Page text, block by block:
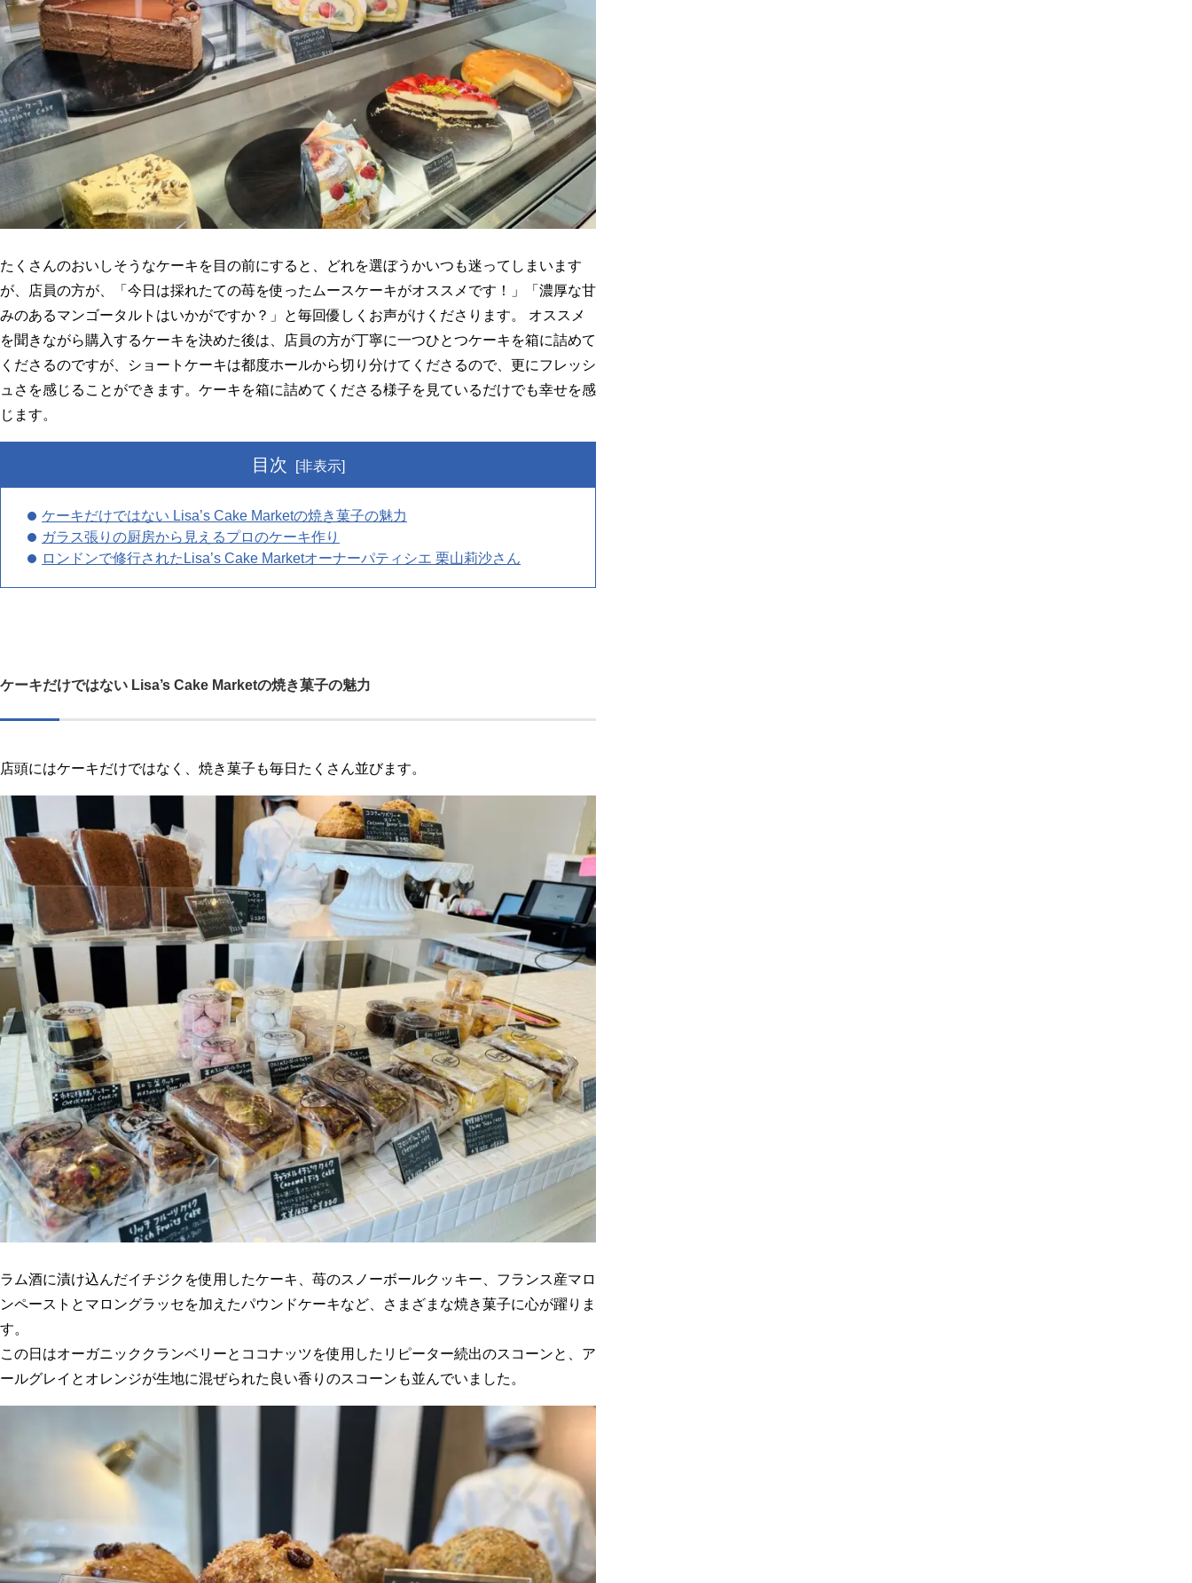
たくさんのおいしそうなケーキを目の前にすると、どれを選ぼうかいつも迷ってしまいます
が、店員の方が、「今日は採れたての苺を使ったムースケーキがオススメです！」「濃厚な甘
みのあるマンゴータルトはいかがですか？」と毎回優しくお声がけくださります。 オススメ
を聞きながら購入するケーキを決めた後は、店員の方が丁寧に一つひとつケーキを箱に詰めて
くださるのですが、ショートケーキは都度ホールから切り分けてくださるので、更にフレッシ
ュさを感じることができます。ケーキを箱に詰めてくださる様子を見ているだけでも幸せを感
じます。
目次 [非表示]
ケーキだけではない Lisa’s Cake Marketの焼き菓子の魅力
ガラス張りの厨房から見えるプロのケーキ作り
ロンドンで修行されたLisa’s Cake Marketオーナーパティシエ 栗山莉沙さん
ケーキだけではない Lisa’s Cake Marketの焼き菓子の魅力
店頭にはケーキだけではなく、焼き菓子も毎日たくさん並びます。
ラム酒に漬け込んだイチジクを使用したケーキ、苺のスノーボールクッキー、フランス産マロ
ンペーストとマロングラッセを加えたパウンドケーキなど、さまざまな焼き菓子に心が躍りま
す。
この日はオーガニッククランベリーとココナッツを使用したリピーター続出のスコーンと、ア
ールグレイとオレンジが生地に混ぜられた良い香りのスコーンも並んでいました。